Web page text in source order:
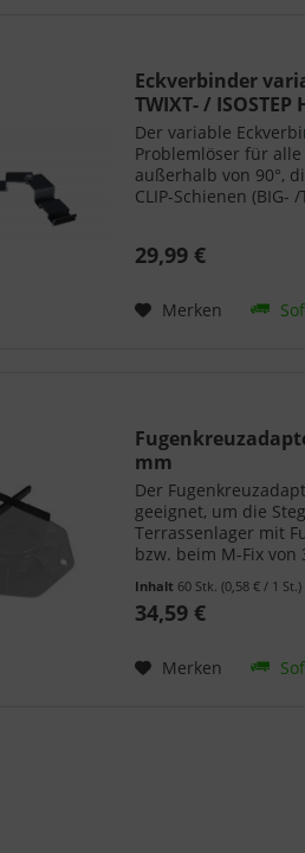
Eckverbinder
TWIXT- / ISOSTEP
Der variable
Problemlöser für alle
außerhalb von 90°,
CLIP-Schienen (BIG- /
Eckverbinders lässt
29,99 €
Merken
mm
Der
geeignet, um die
Terrassenlager mit
bzw. beim M-Fix von
Fugenkreuzadapter 3
Inhalt: 60 Stück
Inhalt 60 Stk. (0,58 € / 1 St.)
34,59 €
Merken